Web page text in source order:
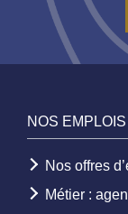
NOS EMPLOIS
Nos offres
Métier :